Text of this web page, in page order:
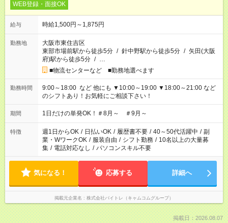
WEB登録・面接OK
給与 時給1,500円～1,875円
勤務地
大阪市東住吉区
東部市場前駅から徒歩5分 / 針中野駅から徒歩5分 / 矢田(大阪
府)駅から徒歩5分 / …
■物流センターなど ■勤務地選べます
勤務時間
9:00～18:00 など 他にも ▼10:00～19:00 ▼18:00～21:00 など
のシフトあり！お気軽にご相談下さい！
期間 1日だけの単発OK！＃8月～ ＃9月～
特徴 週1日からOK / 日払いOK / 履歴書不要 / 40～50代活躍中 / 副
業・WワークOK / 服装自由 / シフト勤務 / 10名以上の大量募
集 / 電話対応なし / パソコンスキル不要
気になる！ 応募する 詳細へ
掲載元企業名 株式会社バイトレ（キャムコムグループ）
掲載日：2026.08.07